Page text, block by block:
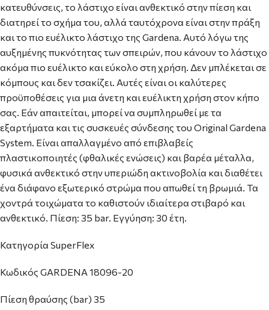
κατευθύνσεις, το λάστιχο είναι ανθεκτικό στην πίεση και
διατηρεί το σχήμα του, αλλά ταυτόχρονα είναι στην πράξη
και το πιο ευέλικτο λάστιχο της Gardena. Αυτό λόγω της
αυξημένης πυκνότητας των σπειρών, που κάνουν το λάστιχο
ακόμα πιο ευέλικτο και εύκολο στη χρήση. Δεν μπλέκεται σε
κόμπους και δεν τσακίζει. Αυτές είναι οι καλύτερες
προϋποθέσεις για μια άνετη και ευέλικτη χρήση στον κήπο
σας. Εάν απαιτείται, μπορεί να συμπληρωθεί με τα
εξαρτήματα και τις συσκευές σύνδεσης του Original Gardena
System. Είναι απαλλαγμένο από επιβλαβείς
πλαστικοποιητές (φθαλικές ενώσεις) και βαρέα μέταλλα,
φυσικά ανθεκτικό στην υπεριώδη ακτινοβολία και διαθέτει
ένα διάφανο εξωτερικό στρώμα που απωθεί τη βρωμιά. Τα
χοντρά τοιχώματα το καθιστούν ιδιαίτερα στιβαρό και
ανθεκτικό. Πίεση: 35 bar. Εγγύηση: 30 έτη.
Κατηγορία SuperFlex
Κωδικός GARDENA 18096-20
Πίεση θραύσης (bar) 35